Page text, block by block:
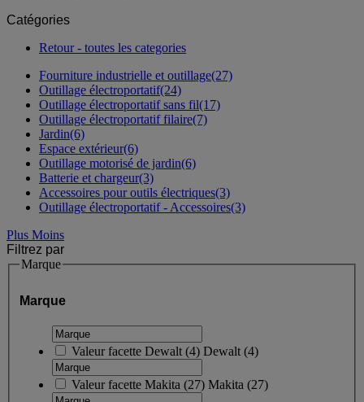
Catégories
Retour - toutes les categories
Fourniture industrielle et outillage(27)
Outillage électroportatif(24)
Outillage électroportatif sans fil(17)
Outillage électroportatif filaire(7)
Jardin(6)
Espace extérieur(6)
Outillage motorisé de jardin(6)
Batterie et chargeur(3)
Accessoires pour outils électriques(3)
Outillage électroportatif - Accessoires(3)
Plus Moins
Filtrez par
Marque
Marque
Valeur facette Dewalt (4) Dewalt (4)
Valeur facette Makita (27) Makita (27)